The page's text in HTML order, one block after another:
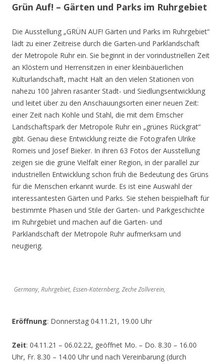
Grün Auf! – Gärten und Parks im Ruhrgebiet
Die Ausstellung „GRÜN AUF! Gärten und Parks im Ruhrgebiet“
lädt zu einer Zeitreise durch die Garten-und Parklandschaft
der Metropole Ruhr ein. Sie beginnt in der vorindustriellen Zeit
an Klöstern und Herrensitzen in einer kleinbäuerlichen
Kulturlandschaft, macht Halt an den vielen Stationen von
nahezu 100 Jahren rasanter Stadt- und Siedlungsentwicklung
und leitet über zu den Anschauungsorten einer neuen Zeit:
einer Zeit nach Kohle und Stahl, die mit dem Emscher
Landschaftspark der Metropole Ruhr ein „grünes Rückgrat“
gibt. Genau diese Entwicklung reizte die Fotografen Ulrike
Romeis und Josef Bieker. In ihren 63 Fotos der Ausstellung
zeigen sie die grüne Vielfalt einer Region, in der parallel zur
industriellen Entwicklung schon früh die Bedeutung des Grüns
für die Menschen erkannt wurde. Es ist eine Auswahl der
interessantesten Gärten und Parks. Sie stehen beispielhaft für
bestimmte Phasen und Stile der Garten- und Parkgeschichte
im Ruhrgebiet und machen auf die Garten- und
Parklandschaft der Metropole Ruhr aufmerksam und
neugierig.
Germany, Ruhrgebiet, Essen-Katernberg, Zeche Zollverein,
Eröffnung: Donnerstag 04.11.21, 19.00 Uhr
Zeit: 04.11.21 – 06.02.22, geöffnet Mo. – Do. 8.30 – 16.00
Uhr, Fr. 8.30 – 14.00 Uhr und nach Vereinbarung (durch